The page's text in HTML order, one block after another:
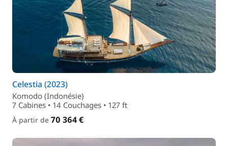
Celestia (2023)
Komodo (Indonésie)
7 Cabines • 14 Couchages • 127 ft
À partir de 70 364 €